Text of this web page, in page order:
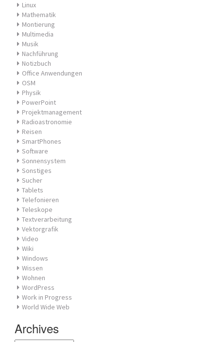
Linux
Mathematik
Montierung
Multimedia
Musik
Nachführung
Notizbuch
Office Anwendungen
OSM
Physik
PowerPoint
Projektmanagement
Radioastronomie
Reisen
SmartPhones
Software
Sonnensystem
Sonstiges
Sucher
Tablets
Telefonieren
Teleskope
Textverarbeitung
Vektorgrafik
Video
Wiki
Windows
Wissen
Wohnen
WordPress
Work in Progress
World Wide Web
Archives